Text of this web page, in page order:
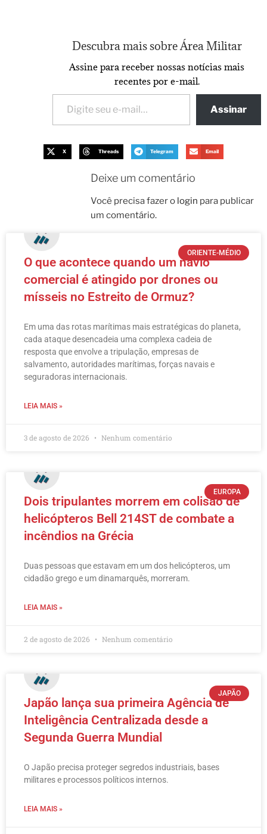
Descubra mais sobre Área Militar
Assine para receber nossas notícias mais
recentes por e-mail.
Assinar
X Threads Telegram Email
Deixe um comentário
Você precisa fazer o login para publicar
um comentário.
ORIENTE-MÉDIO
O que acontece quando um navio
comercial é atingido por drones ou
mísseis no Estreito de Ormuz?
Em uma das rotas marítimas mais estratégicas do planeta,
cada ataque desencadeia uma complexa cadeia de
resposta que envolve a tripulação, empresas de
salvamento, autoridades marítimas, forças navais e
seguradoras internacionais.
LEIA MAIS »
3 de agosto de 2026 Nenhum comentário
EUROPA
Dois tripulantes morrem em colisão de
helicópteros Bell 214ST de combate a
incêndios na Grécia
Duas pessoas que estavam em um dos helicópteros, um
cidadão grego e um dinamarquês, morreram.
LEIA MAIS »
2 de agosto de 2026 Nenhum comentário
JAPÃO
Japão lança sua primeira Agência de
Inteligência Centralizada desde a
Segunda Guerra Mundial
O Japão precisa proteger segredos industriais, bases
militares e processos políticos internos.
LEIA MAIS »